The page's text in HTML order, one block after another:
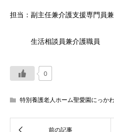
担当：副主任兼介護支援専門員
生活相談員兼介
0
特別養護老人ホーム聖愛園にっか